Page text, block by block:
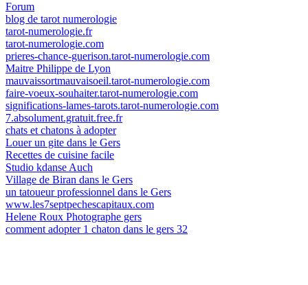
Forum
blog de tarot numerologie
tarot-numerologie.fr
tarot-numerologie.com
prieres-chance-guerison.tarot-numerologie.com
Maitre Philippe de Lyon
mauvaissortmauvaisoeil.tarot-numerologie.com
faire-voeux-souhaiter.tarot-numerologie.com
significations-lames-tarots.tarot-numerologie.com
7.absolument.gratuit.free.fr
chats et chatons à adopter
Louer un gite dans le Gers
Recettes de cuisine facile
Studio kdanse Auch
Village de Biran dans le Gers
un tatoueur professionnel dans le Gers
www.les7septpechescapitaux.com
Helene Roux Photographe gers
comment adopter 1 chaton dans le gers 32